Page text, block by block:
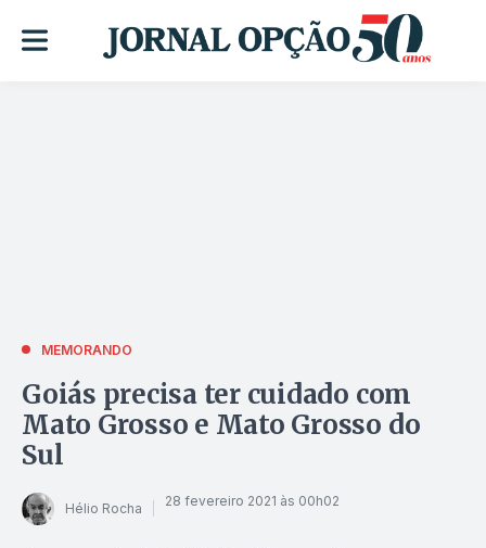
MEMORANDO
Goiás precisa ter cuidado com
Mato Grosso e Mato Grosso do
Sul
Hélio Rocha 28 fevereiro 2021 às 00h02